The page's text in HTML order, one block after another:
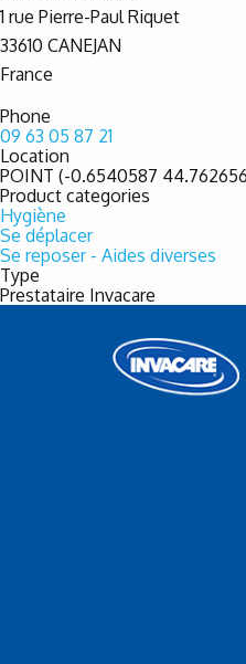
1 rue Pierre-Paul Riquet
33610 CANEJAN
France
Phone
09 63 05 87 21
Location
POINT (-0.6540587
Product categories
Hygiène
Se déplacer
Se reposer - Aides diverses
Type
Prestataire Invacare